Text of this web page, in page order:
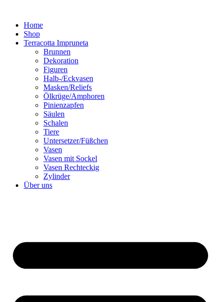
springenHome
Shop
Terracotta Impruneta
Brunnen
Dekoration
Figuren
Halb-/Eckvasen
Masken/Reliefs
Ölkrüge/Amphoren
Pinienzapfen
Säulen
Schalen
Tiere
Untersetzer/Füßchen
Vasen
Vasen mit Sockel
Vasen Rechteckig
Zylinder
Über uns